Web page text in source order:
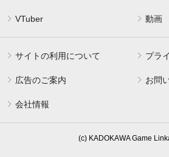
VTuber 動画
サイトの利用について プラ
広告のご案内 お問
会社情報
(c) KADOKAWA Game